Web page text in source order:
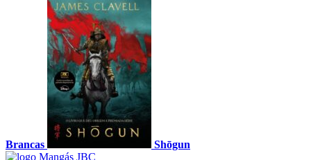
Brancas Shōgun